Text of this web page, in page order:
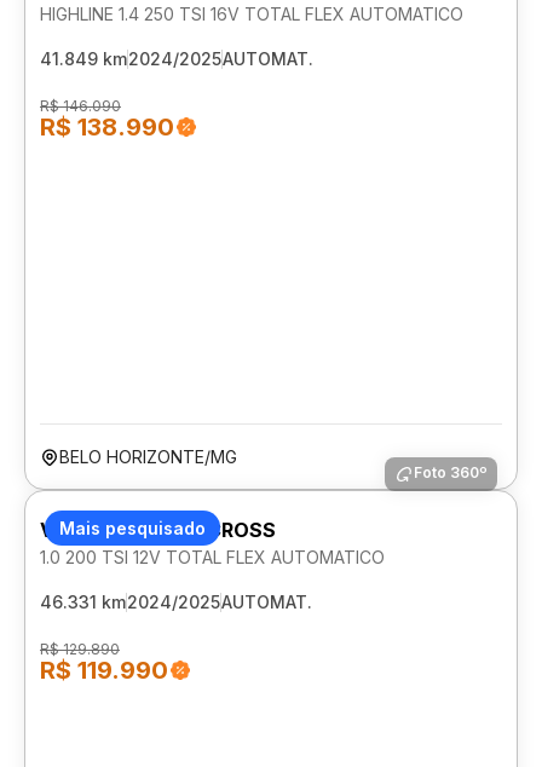
HIGHLINE 1.4 250 TSI 16V TOTAL FLEX AUTOMATICO
41.849 km2024/2025AUTOMAT.
R$ 146.090
R$ 138.990
BELO HORIZONTE/MG
Mais pesquisado
Foto 360º
VOLKSWAGEN T-CROSS
1.0 200 TSI 12V TOTAL FLEX AUTOMATICO
46.331 km2024/2025AUTOMAT.
R$ 129.890
R$ 119.990